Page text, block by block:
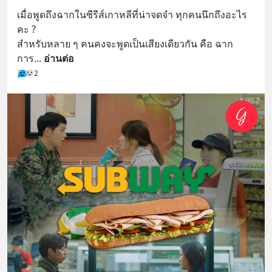
เมื่อพูดถึงฉากในซีรีส์เกาหลีที่น่าจดจำ ทุกคนนึกถึงอะไร
คะ ?
สำหรับหลาย ๆ คนคงจะพูดเป็นเสียงเดียวกัน คือ ฉาก
การ... อ่านต่อ
2